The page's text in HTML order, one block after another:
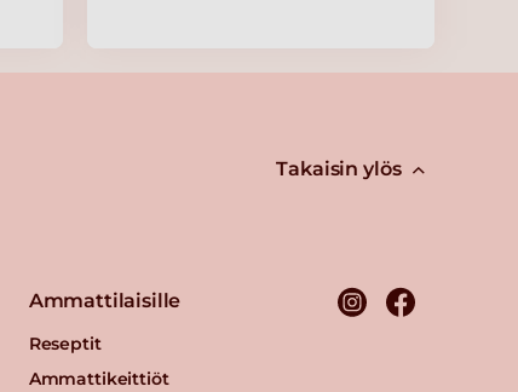
Takaisin ylös
Ammattilaisille
Reseptit
Ammattikeittiöt